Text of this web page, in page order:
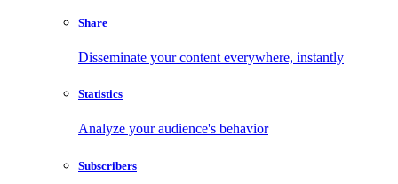
Share
Disseminate your content everywhere, instantly
Statistics
Analyze your audience's behavior
Subscribers